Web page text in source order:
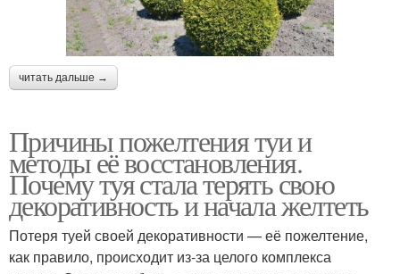
читать дальше →
Причины пожелтения туи и
методы её восстановления.
Почему туя стала терять свою
декоративность и начала желтеть
Потеря туей своей декоративности — её пожелтение,
как правило, происходит из-за целого комплекса